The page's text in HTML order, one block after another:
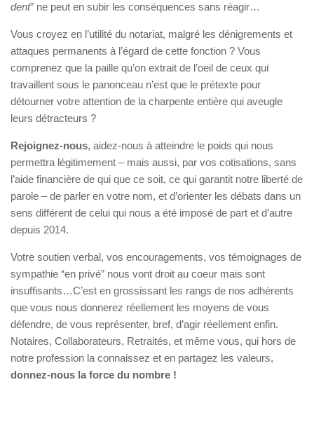
dent” ne peut en subir les conséquences sans réagir…
Vous croyez en l’utilité du notariat, malgré les dénigrements et
attaques permanents à l’égard de cette fonction ? Vous
comprenez que la paille qu’on extrait de l’oeil de ceux qui
travaillent sous le panonceau n’est que le prétexte pour
détourner votre attention de la charpente entière qui aveugle
leurs détracteurs ?
Rejoignez-nous, aidez-nous à atteindre le poids qui nous
permettra légitimement – mais aussi, par vos cotisations, sans
l’aide financière de qui que ce soit, ce qui garantit notre liberté de
parole – de parler en votre nom, et d’orienter les débats dans un
sens différent de celui qui nous a été imposé de part et d’autre
depuis 2014.
Votre soutien verbal, vos encouragements, vos témoignages de
sympathie “en privé” nous vont droit au coeur mais sont
insuffisants…C’est en grossissant les rangs de nos adhérents
que vous nous donnerez réellement les moyens de vous
défendre, de vous représenter, bref, d’agir réellement enfin.
Notaires, Collaborateurs, Retraités, et même vous, qui hors de
notre profession la connaissez et en partagez les valeurs,
donnez-nous la force du nombre !